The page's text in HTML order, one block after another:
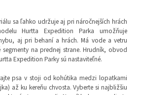
sa ľahko udržuje aj pri náročnejších hrách
Hurtta Expedition Parka umožňuje
aj pri behaní a hrách. Má vode a vetru
segmenty na prednej strane. Hrudník, obvod
Expedition Parky sú nastaviteľné.
psa v stoji od kohútika medzi lopatkami
až ku kereňu chvosta. Vyberte si najbližšiu